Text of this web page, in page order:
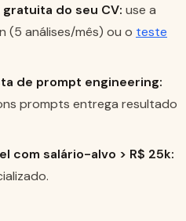
do seu CV: use a
(5 análises/mês) ou o teste
de prompt engineering:
prompts entrega resultado
com salário-alvo > R$ 25k: